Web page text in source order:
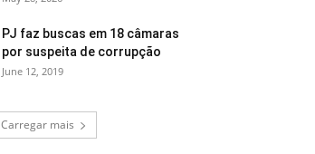
PJ faz buscas em 18 câmaras
por suspeita de corrupção
June 12, 2019
Carregar mais